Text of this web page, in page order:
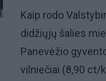
Kaip rodo
didžiųjų šalies
Panevėžio
vilniečiai (8,90 ct/